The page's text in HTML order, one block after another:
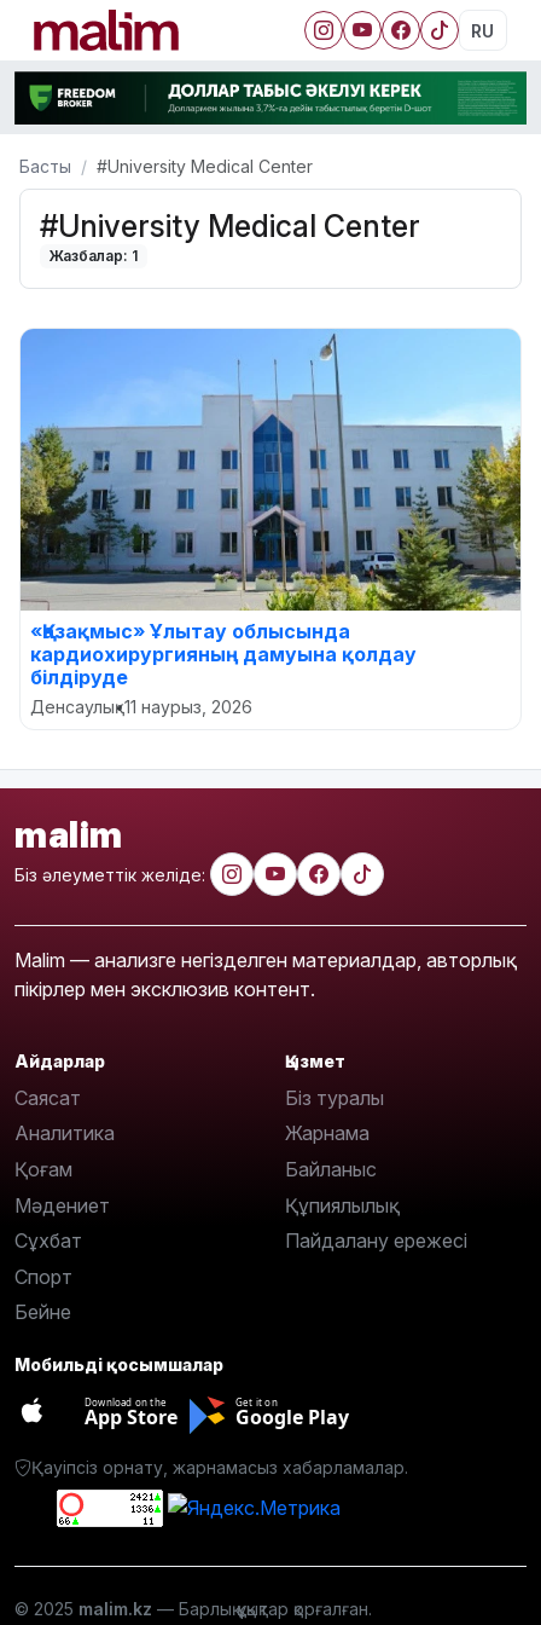
RU
Басты #University Medical Center
#University Medical Center
Жазбалар: 1
«Қазақмыс» Ұлытау облысында
кардиохирургияның дамуына қолдау
білдіруде
Денсаулық•11 наурыз, 2026
malim
Біз әлеуметтік желіде:
Malim — анализге негізделген материалдар, авторлық
пікірлер мен эксклюзив контент.
Айдарлар
Саясат
Аналитика
Қоғам
Мәдениет
Сұхбат
Спорт
Бейне
Қызмет
Біз туралы
Жарнама
Байланыс
Құпиялылық
Пайдалану ережесі
Мобильді қосымшалар
Download on the
App Store
Get it on
Google Play
Қауіпсіз орнату, жарнамасыз хабарламалар.
© 2025 malim.kz — Барлық құқықтар қорғалған.